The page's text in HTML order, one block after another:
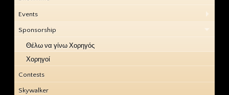
Events
Sponsorship
Θέλω να γίνω Χορηγός
Χορηγοί
Contests
Skywalker